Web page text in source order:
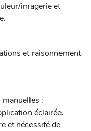
imagerie et
et raisonnement
:
éclairée.
et nécessité de